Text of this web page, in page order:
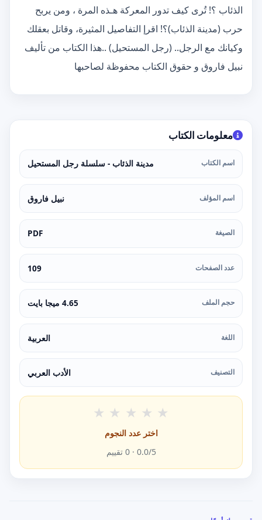
الذئاب ؟! تُرى كيف تدور المعركة هـذه المرة ، ومن يربح
حرب (مدينة الذئاب)؟! اقرإ التفاصيل المثيرة، وقاتل بعقلك
وكيانك مع الرجل.. (رجل المستحيل) ..هذا الكتاب من تأليف
نبيل فاروق و حقوق الكتاب محفوظة لصاحبها
معلومات الكتاب
اسم الكتاب مدينة الذئاب - سلسلة رجل المستحيل
اسم المؤلف نبيل فاروق
الصيغة PDF
عدد الصفحات 109
حجم الملف 4.65 ميجا بايت
اللغة العربية
التصنيف الأدب العربي
★ ★ ★ ★ ★
اختر عدد النجوم
0.0/5 ·
0 تقييم